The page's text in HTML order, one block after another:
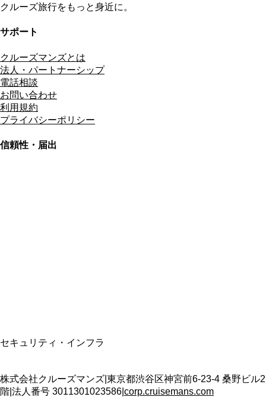
クルーズ旅行をもっと身近に。
サポート
クルーズマンズとは
法人・パートナーシップ
電話相談
お問い合わせ
利用規約
プライバシーポリシー
信頼性・届出
セキュリティ・インフラ
株式会社クルーズマンズ 東京都渋谷区神宮前6-23-4 桑野ビル2
階 法人番号 3011301023586 corp.cruisemans.com